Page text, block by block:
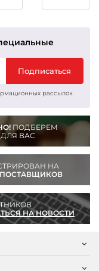
Подписаться
рассылок
ПОДБЕРЕМ
ВАС
НА
НА НОВОСТИ